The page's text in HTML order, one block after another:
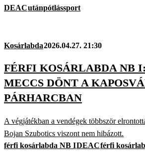
DEACutánpótlássport
Kosárlabda2026.04.27. 21:30
FÉRFI KOSÁRLABDA NB
MECCS DÖNT A
PÁRHARCBAN
A végjátékban a vendégek többször
Bojan Szubotics viszont nem hibázott.
férfi kosárlabda NB IDEACférfi